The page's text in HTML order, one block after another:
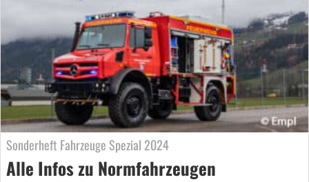
Sonderheft Fahrzeuge Spezial 2024
Alle Infos zu Normfahrzeugen